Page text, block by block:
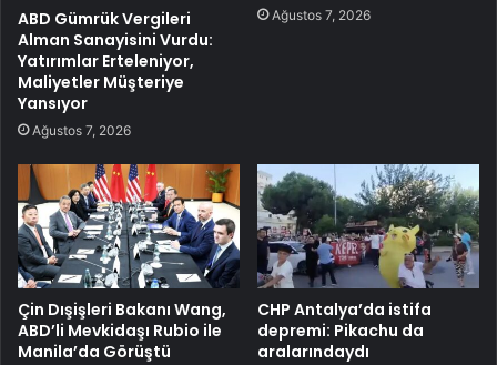
ABD Gümrük Vergileri
Alman Sanayisini Vurdu:
Yatırımlar Erteleniyor,
Maliyetler Müşteriye
Yansıyor
Ağustos 7, 2026
Ağustos 7, 2026
Çin Dışişleri Bakanı Wang,
ABD’li Mevkidaşı Rubio ile
Manila’da Görüştü
CHP Antalya’da istifa
depremi: Pikachu da
aralarındaydı